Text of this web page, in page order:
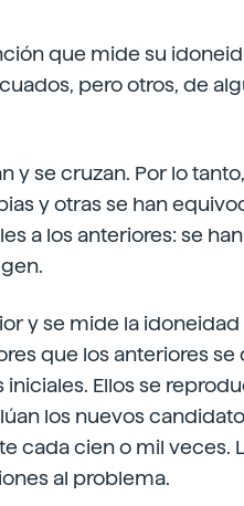
que mide su
pero otros, de
y se cruzan. Por lo
y otras se han
a los anteriores: se
y se mide la
que los anteriores se
Ellos se
los nuevos
cada cien o mil veces.
al problema.